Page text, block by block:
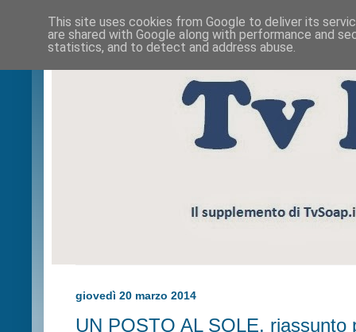
giovedì 20 marzo 2014
UN POSTO AL SOLE, riassunto
This site uses cookies from Google to deliver its
are shared with Google along with performance and
statistics, and to detect and address abuse.